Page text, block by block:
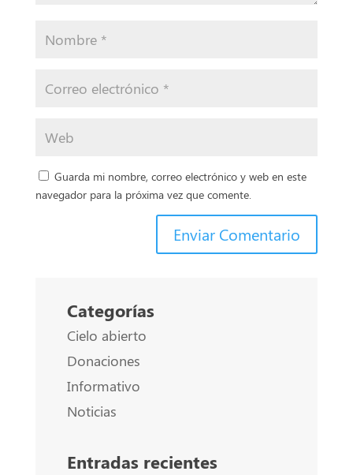
Guarda mi nombre, correo electrónico y web en este
navegador para la próxima vez que comente.
Enviar Comentario
Categorías
Cielo abierto
Donaciones
Informativo
Noticias
Entradas recientes